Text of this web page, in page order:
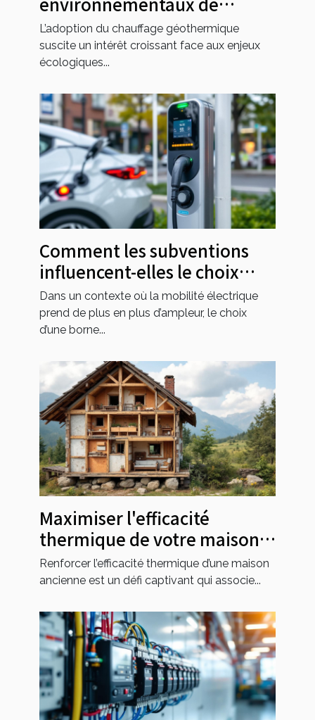
l'adoption du chauffage
géothermique
L’adoption du chauffage géothermique
suscite un intérêt croissant face aux enjeux
écologiques...
Comment les subventions
influencent-elles le choix
d'une borne de recharge ?
Dans un contexte où la mobilité électrique
prend de plus en plus d’ampleur, le choix
d’une borne...
Maximiser l'efficacité
thermique de votre maison
ancienne
Renforcer l’efficacité thermique d’une maison
ancienne est un défi captivant qui associe...